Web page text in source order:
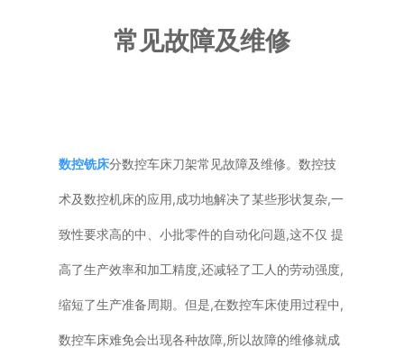
其他机床
常见故障及维修
数控铣床分数控车床刀架常见故障及维修。数控技
术及数控机床的应用,成功地解决了某些形状复杂,一
致性要求高的中、小批零件的自动化问题,这不仅 提
高了生产效率和加工精度,还减轻了工人的劳动强度,
缩短了生产准备周期。但是,在数控车床使用过程中,
数控车床难免会出现各种故障,所以故障的维修就成